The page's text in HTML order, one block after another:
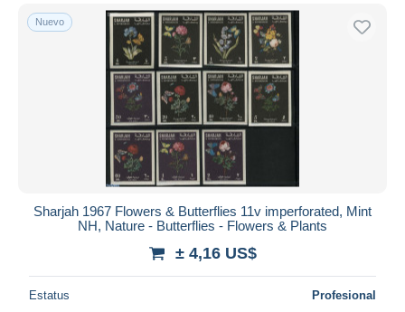
Nuevo
Sharjah 1967 Flowers & Butterflies 11v imperforated, Mint
NH, Nature - Butterflies - Flowers & Plants
± 4,16 US$
Estatus Profesional